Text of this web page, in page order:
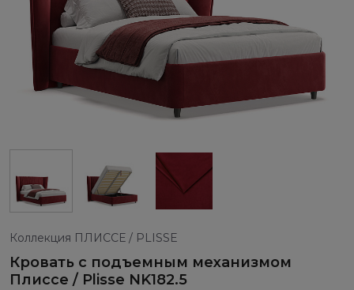
Коллекция ПЛИССЕ / PLISSE
Кровать с подъемным механизмом
Плиссе / Plisse NK182.5